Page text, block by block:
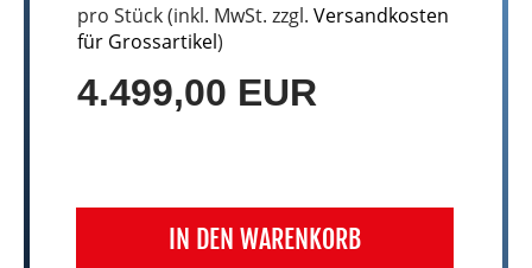
pro Stück (inkl. MwSt. zzgl. Versandkosten
für Grossartikel)
4.499,00 EUR
IN DEN WARENKORB